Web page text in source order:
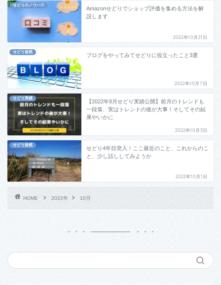
せどりのノウハウ
Amazonせどりでショップ評価を集める方法を解
説します
2022年10月21日
せどり徒然
ブログをやってみてせどりに役立ったこと3選
2022年10月7日
せどり実績
【2022年9月せどり実績公開】前月のトレンドも
一段落、実はトレンドの後が大事！そしてその結
果やいかに
2022年10月3日
せどり徒然
せどり4年目突入！ここ最近のこと、これからのこ
と、少し話ししてみようか
2022年10月1日
HOME 2022年 10月